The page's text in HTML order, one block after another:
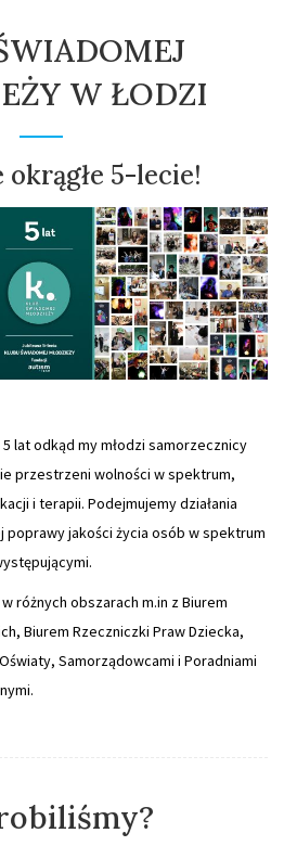
W ŁODZI
5-lecie!
lat odkąd my młodzi samorzecznicy
przestrzeni wolności w spektrum,
i terapii. Podejmujemy działania
poprawy jakości życia osób w spektrum
różnych obszarach m.in z Biurem
Biurem Rzeczniczki Praw Dziecka,
Samorządowcami i Poradniami